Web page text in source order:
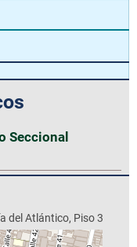
Seccional
del Atlántico, Piso 3